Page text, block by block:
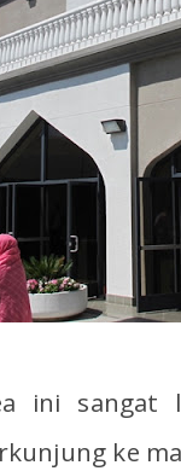
ini sangat
ke